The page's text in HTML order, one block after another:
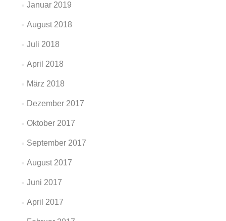
Januar 2019
August 2018
Juli 2018
April 2018
März 2018
Dezember 2017
Oktober 2017
September 2017
August 2017
Juni 2017
April 2017